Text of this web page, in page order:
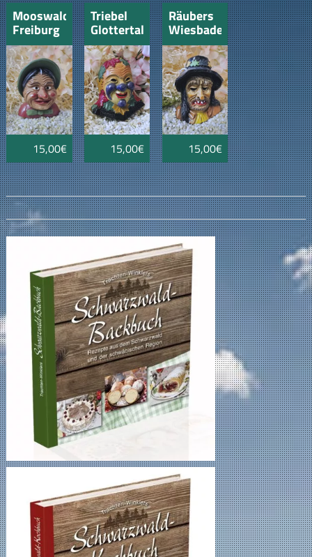
Mooswaldwiibli
Freiburg
15,00€
Triebel
Glottertal
15,00€
Räubers
Wiesbaden
15,00€